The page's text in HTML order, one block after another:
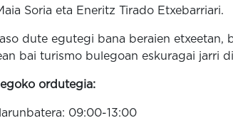
Soria eta Eneritz Tirado Etxebarriari.
dute egutegi bana beraien
bai turismo bulegoan eskuragai jarri
ordutegia:
09:00-13:00